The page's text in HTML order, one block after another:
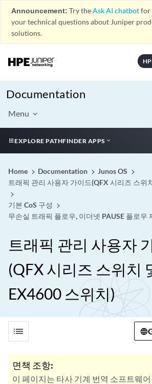
Announcement: Try theAsk AI chatbotfor
your technical questions about Juniper
solutions.
Documentation
Menu
EXPLORE PATHFINDER APPS
Home Documentation
Junos OS
트래픽 관리 사용자 가이드(QFX 시리즈 스위
기본 CoS 구성
무손실 트래픽 플로우, 이더넷 PAUSE 플로우
트래픽 관리 사용자
(QFX 시리즈 스위치
EX4600 스위치)
list
면책 조항:
이 페이지는 타사 기계 번역 소프트웨